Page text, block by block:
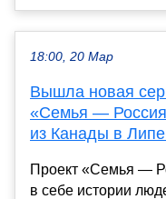
18:00, 20 Мар
Вышла новая
«Семья —
из Канады в
Проект «Семья —
в себе истории